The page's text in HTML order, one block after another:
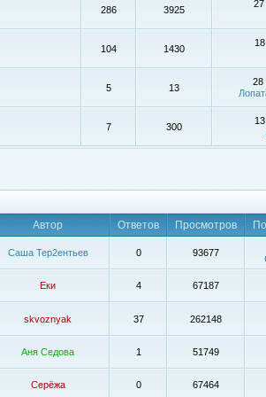
286 3925
27
104 1430
5 13
28
7 300
Автор Ответов Просмотров
Саша Тер2ентьев 0 93677
Еки 4 67187
skvoznyak 37 262148
Аня Седова 1 51749
Серёжа 0 67464